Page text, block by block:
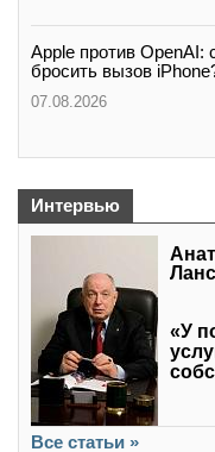
Apple против OpenAI:
бросить вызов
07.08.2026
Интервью
«У
Все статьи »